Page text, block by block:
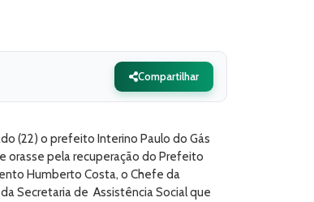
Compartilhar
(22) o prefeito Interino Paulo do Gás
orasse pela recuperação do Prefeito
Humberto Costa, o Chefe da
Secretaria de Assistência Social que